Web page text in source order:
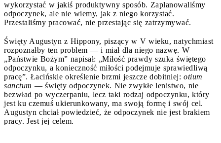
wykorzystać w jakiś produktywny sposób. Zaplanowaliśmy
odpoczynek, ale nie wiemy, jak z niego korzystać.
Przestaliśmy pracować, nie przestając się zatrzymywać.
Święty Augustyn z Hippony, piszący w V wieku, natychmiast
rozpoznałby ten problem — i miał dla niego nazwę. W
„Państwie Bożym” napisał: „Miłość prawdy szuka świętego
odpoczynku, a konieczność miłości podejmuje sprawiedliwą
pracę”. Łacińskie określenie brzmi jeszcze dobitniej: otium
sanctum — święty odpoczynek. Nie zwykłe lenistwo, nie
bezwład po wyczerpaniu, lecz taki rodzaj odpoczynku, który
jest ku czemuś ukierunkowany, ma swoją formę i swój cel.
Augustyn chciał powiedzieć, że odpoczynek nie jest brakiem
pracy. Jest jej celem.